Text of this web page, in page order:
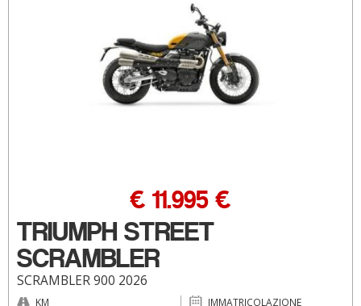
TRIUMPH STREET
SCRAMBLER
SCRAMBLER 900 2026
€ 11.995 €
KM IMMATRICOLAZIONE